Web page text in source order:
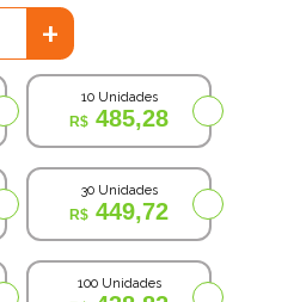
+
10 Unidades
485,28
30 Unidades
449,72
100 Unidades